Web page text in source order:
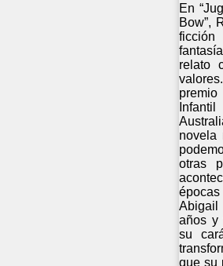
En
Bow”,
relato
novela
otras
Abigail
años y
su
que su